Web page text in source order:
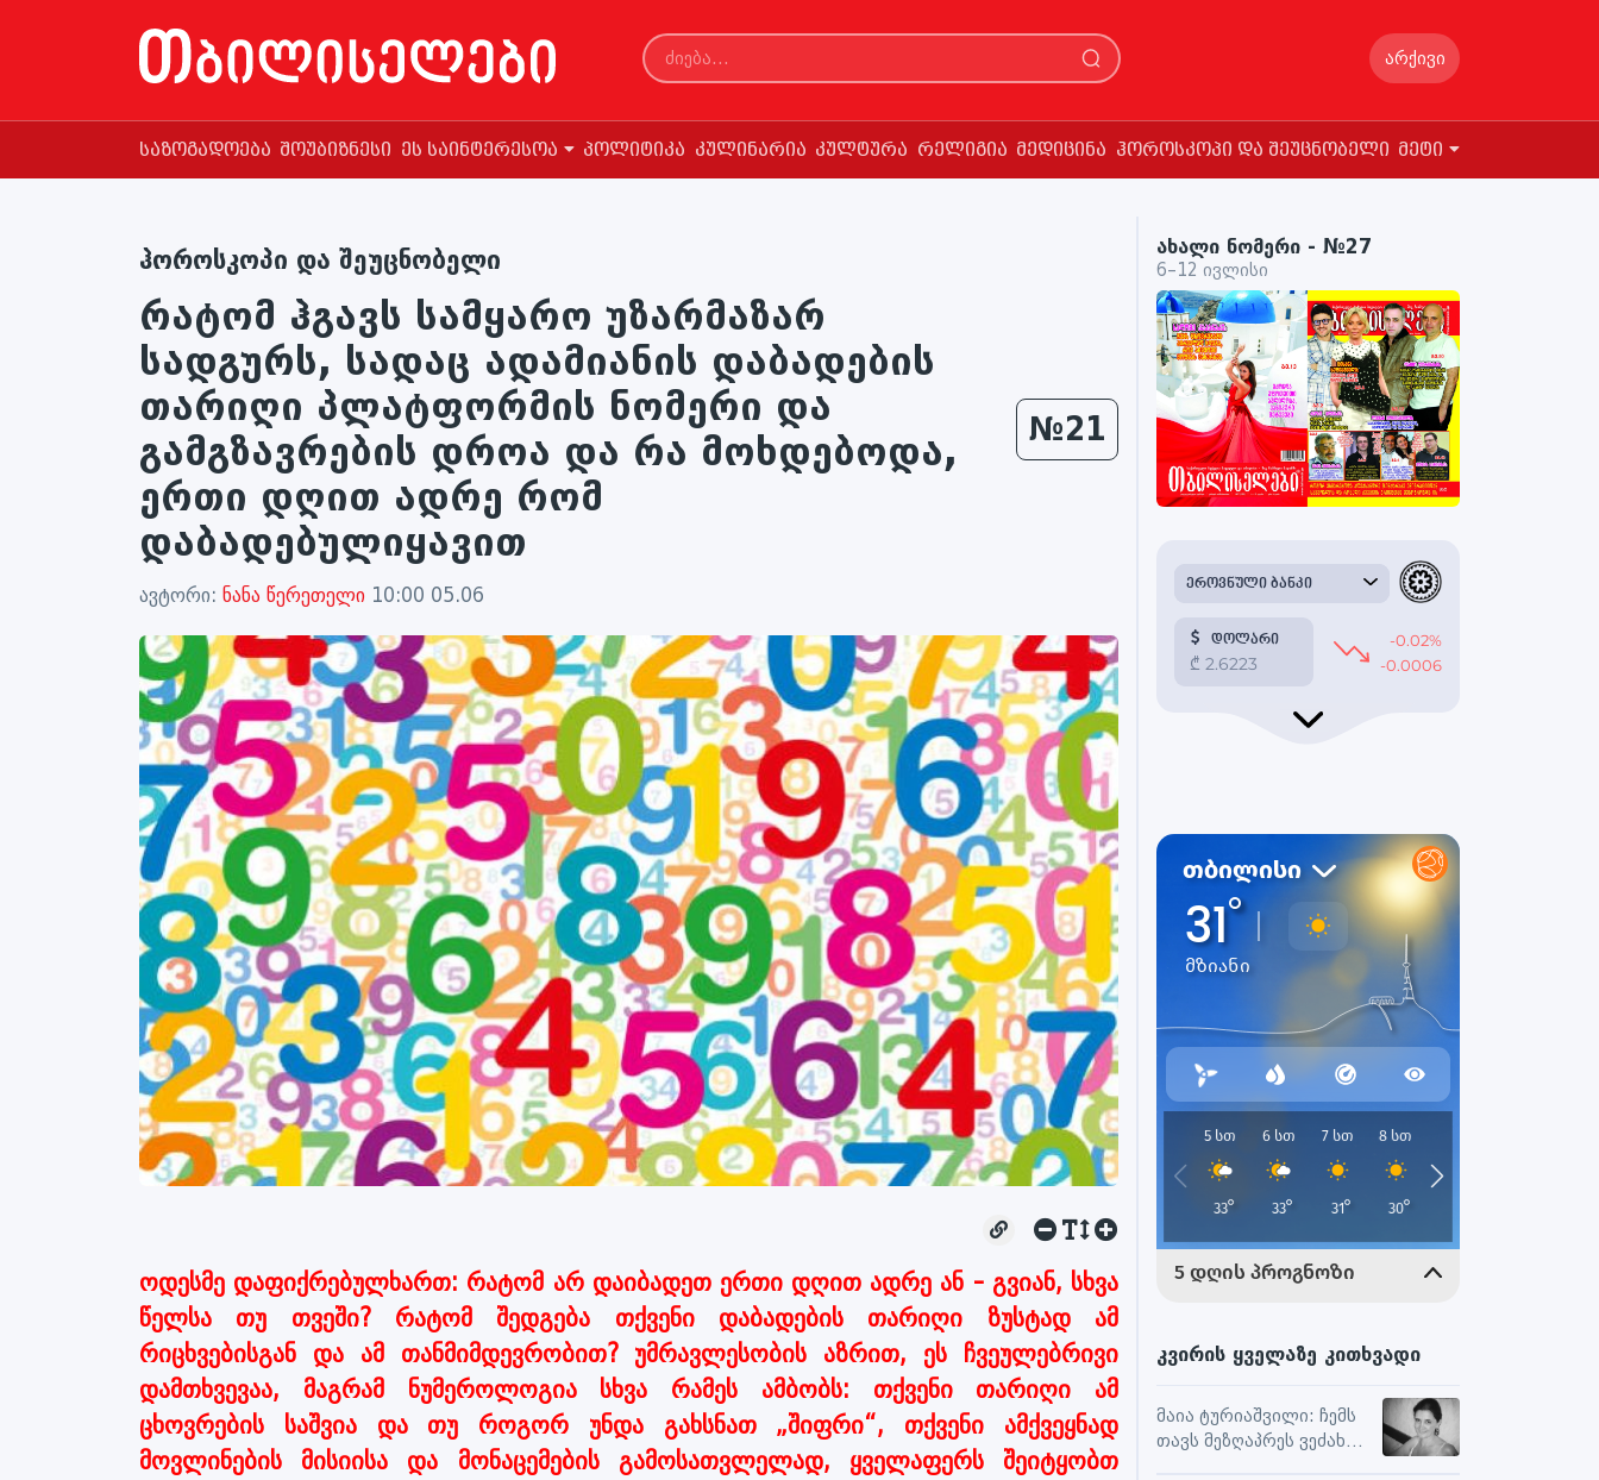
არქივი
საზოგადოება შოუბიზნესი ეს საინტერესოა პოლიტიკა კულინარია კულტურა რელიგია მედიცინა ჰოროსკოპი და შეუცნობელი მეტი
ჰოროსკოპი და შეუცნობელი
რატომ ჰგავს სამყარო უზარმაზარ
სადგურს, სადაც ადამიანის დაბადების
თარიღი პლატფორმის ნომერი და
გამგზავრების დროა და რა მოხდებოდა,
ერთი დღით ადრე რომ
დაბადებულიყავით
№21
ავტორი: ნანა წერეთელი 10:00 05.06
ოდესმე დაფიქრებულხართ: რატომ არ დაიბადეთ ერთი დღით ადრე ან - გვიან, სხვა
წელსა თუ თვეში? რატომ შედგება თქვენი დაბადების თარიღი ზუსტად ამ
რიცხვებისგან და ამ თანმიმდევრობით? უმრავლესობის აზრით, ეს ჩვეულებრივი
დამთხვევაა, მაგრამ ნუმეროლოგია სხვა რამეს ამბობს: თქვენი თარიღი ამ
ცხოვრების საშვია და თუ როგორ უნდა გახსნათ „შიფრი“, თქვენი ამქვეყნად
მოვლინების მისიისა და მონაცემების გამოსათვლელად, ყველაფერს შეიტყობთ
ახალი ნომერი - №27
6–12 ივლისი
კვირის ყველაზე კითხვადი
მაია ტურიაშვილი: ჩემს
თავს მეზღაპრეს ვეძახი,